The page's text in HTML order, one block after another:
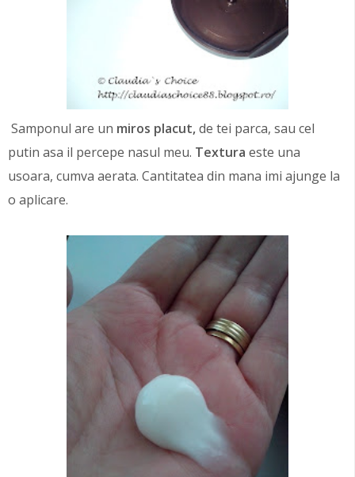
Samponul are un miros placut,de tei parca, sau cel
putin asa il percepe nasul meu. Textura este una
usoara, cumva aerata. Cantitatea din mana imi ajunge la
o aplicare.